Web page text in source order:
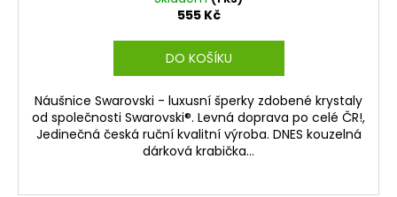
555 Kč
DO KOŠÍKU
Náušnice Swarovski - luxusní šperky zdobené krystaly
od společnosti Swarovski®. Levná doprava po celé ČR!,
Jedinečná česká ruční kvalitní výroba. DNES kouzelná
dárková krabička...